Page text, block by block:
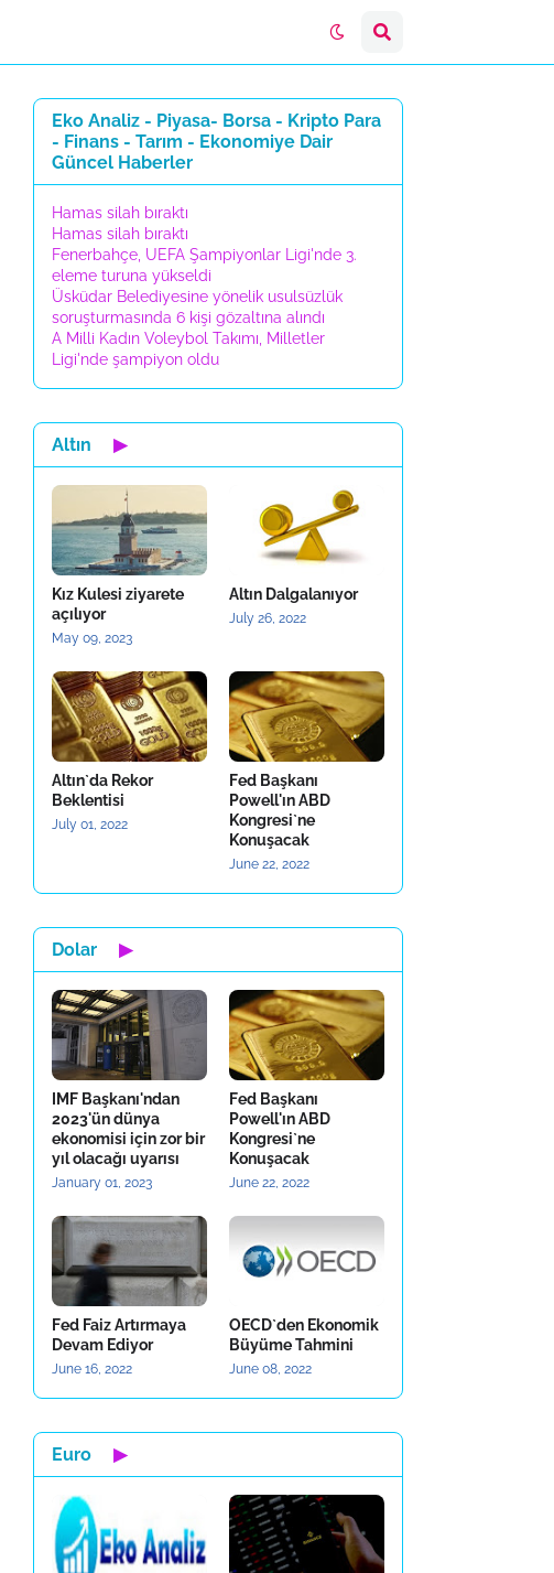
Eko Analiz - Piyasa- Borsa - Kripto Para
- Finans - Tarım - Ekonomiye Dair
Güncel Haberler
Hamas silah bıraktı
Hamas silah bıraktı
Fenerbahçe, UEFA Şampiyonlar Ligi'nde 3.
eleme turuna yükseldi
Üsküdar Belediyesine yönelik usulsüzlük
soruşturmasında 6 kişi gözaltına alındı
A Milli Kadın Voleybol Takımı, Milletler
Ligi'nde şampiyon oldu
Altın ▶
Kız Kulesi ziyarete
açılıyor
May 09, 2023
Altın Dalgalanıyor
July 26, 2022
Altın`da Rekor
Beklentisi
July 01, 2022
Fed Başkanı
Powell'ın ABD
Kongresi`ne
Konuşacak
June 22, 2022
Dolar ▶
IMF Başkanı'ndan
2023'ün dünya
ekonomisi için zor bir
yıl olacağı uyarısı
January 01, 2023
Fed Başkanı
Powell'ın ABD
Kongresi`ne
Konuşacak
June 22, 2022
Fed Faiz Artırmaya
Devam Ediyor
June 16, 2022
OECD`den Ekonomik
Büyüme Tahmini
June 08, 2022
Euro ▶